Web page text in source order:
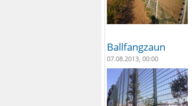
Ballfangzaun
07.08.2013, 00:00